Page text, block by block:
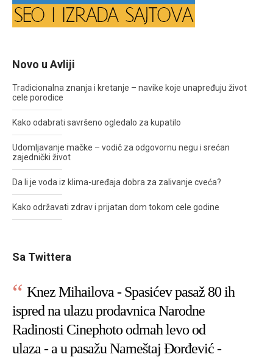
Novo u Avliji
Tradicionalna znanja i kretanje – navike koje unapređuju život
cele porodice
Kako odabrati savršeno ogledalo za kupatilo
Udomljavanje mačke – vodič za odgovornu negu i srećan
zajednički život
Da li je voda iz klima-uređaja dobra za zalivanje cveća?
Kako održavati zdrav i prijatan dom tokom cele godine
Sa Twittera
Knez Mihailova - Spasićev pasaž 80 ih
ispred na ulazu prodavnica Narodne
Radinosti Cinephoto odmah levo od
ulaza - a u pasažu Nameštaj Đorđević -